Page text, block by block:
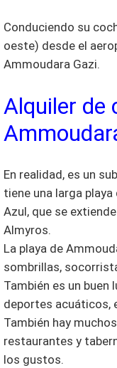
Conduciendo su
oeste) desde el
Ammoudara Gazi.
Alquiler de
En realidad, es un
tiene una larga
Azul, que se
Almyros.
La playa de
sombrillas,
También es un buen
deportes acuáticos,
También hay
restaurantes y
los gustos.